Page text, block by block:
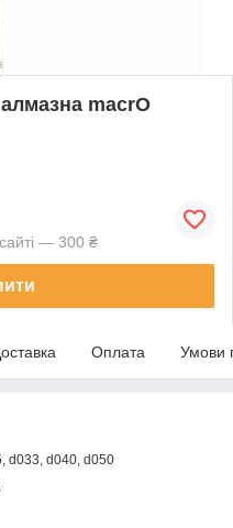
macrO
— 300 ₴
Оплата Умови
d033, d040, d050